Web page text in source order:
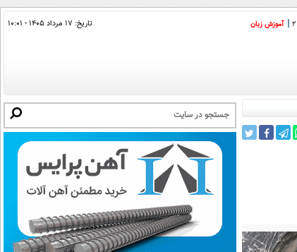
آموزش زبان تاریخ: ۱۷ مرداد ۱۴۰۵ - ۱۰:۰۱